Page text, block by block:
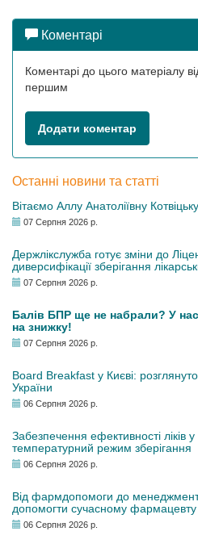
Коментарі
Коментарі до цього матеріалу
першим
Додати коментар
Останні новини та статті
Вітаємо Аллу Анатоліївну
07 Серпня 2026 р.
Держлікслужба готує зміни до
диверсифікації зберігання
07 Серпня 2026 р.
Балів БПР ще не набрали? У
на знижку!
07 Серпня 2026 р.
Board Breakfast у Києві:
України
06 Серпня 2026 р.
Забезпечення ефективності
температурний режим зберігання
06 Серпня 2026 р.
Від фармдопомоги до
допомогти сучасному фармацевту
06 Серпня 2026 р.